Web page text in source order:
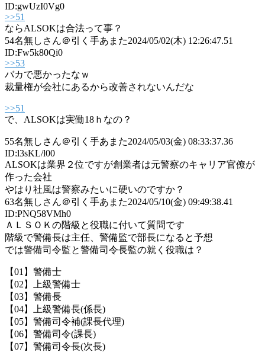
ID:gwUzI0Vg0
>>51
ならALSOKは合法って事？
54名無しさん＠引く手あまた2024/05/02(木) 12:26:47.51
ID:Fw5k80Qi0
>>53
バカで悪かったなｗ
裁量権が会社にあるから改善されないんだな
>>51
で、ALSOKは実働18ｈなの？
55名無しさん＠引く手あまた2024/05/03(金) 08:33:37.36
ID:l3sKL/l00
ALSOKは業界２位ですが創業者は元警察のキャリア官僚が
作った会社
やはり社風は警察みたいに硬いのですか？
63名無しさん＠引く手あまた2024/05/10(金) 09:49:38.41
ID:PNQ58VMh0
ＡＬＳＯＫの階級と役職に付いて質問です
階級で警備長は主任、警備監で部長になると予想
では警備司令監と警備司令長監の就く役職は？
【01】警備士
【02】上級警備士
【03】警備長
【04】上級警備長(係長)
【05】警備司令補(課長代理)
【06】警備司令(課長)
【07】警備司令長(次長)